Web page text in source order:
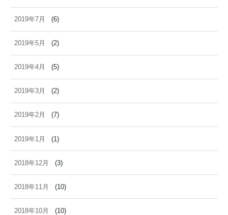
2019年7月 (6)
2019年5月 (2)
2019年4月 (5)
2019年3月 (2)
2019年2月 (7)
2019年1月 (1)
2018年12月 (3)
2018年11月 (10)
2018年10月 (10)